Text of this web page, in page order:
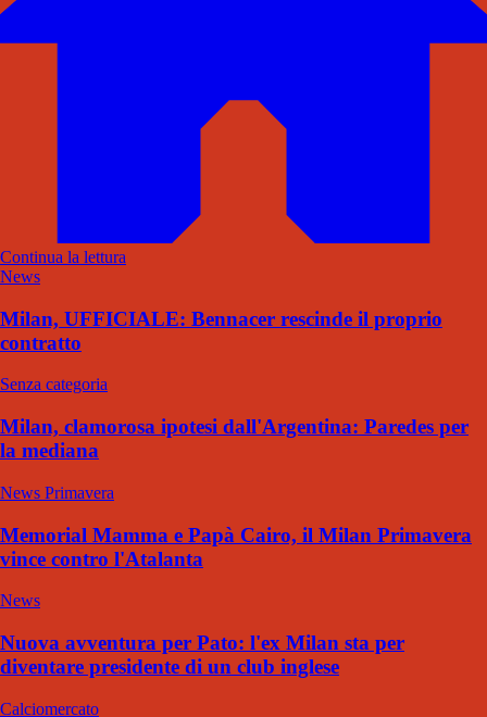
Continua la lettura
News
Milan, UFFICIALE: Bennacer rescinde il proprio
contratto
Senza categoria
Milan, clamorosa ipotesi dall'Argentina: Paredes per
la mediana
News Primavera
Memorial Mamma e Papà Cairo, il Milan Primavera
vince contro l'Atalanta
News
Nuova avventura per Pato: l'ex Milan sta per
diventare presidente di un club inglese
Calciomercato